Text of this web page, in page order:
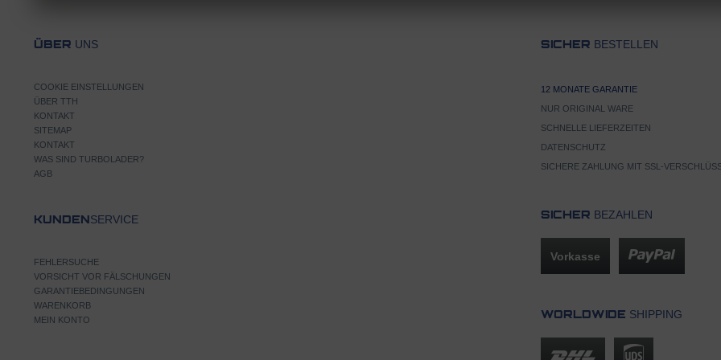
ÜBER UNS
COOKIE EINSTELLUNGEN
ÜBER TTH
KONTAKT
SITEMAP
KONTAKT
WAS SIND TURBOLADER?
AGB
KUNDENSERVICE
FEHLERSUCHE
VORSICHT VOR FÄLSCHUNGEN
GARANTIEBEDINGUNGEN
WARENKORB
MEIN KONTO
SICHER BESTELLEN
12 MONATE GARANTIE
NUR ORIGINAL WARE
SCHNELLE LIEFERZEITEN
DATENSCHUTZ
SICHERE ZAHLUNG MIT SSL-
SICHER BEZAHLEN
Vorkasse
WORLDWIDE SHIPPING